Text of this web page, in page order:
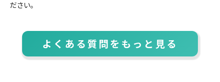
ださい。
よくある質問をもっと見る